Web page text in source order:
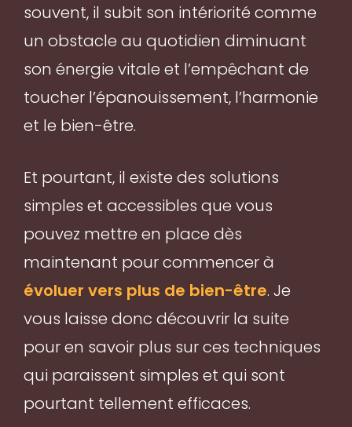
souvent, il subit son intériorité comme
un obstacle au quotidien diminuant
son énergie vitale et l’empêchant de
toucher l’épanouissement, l’harmonie
et le bien-être.
Et pourtant, il existe des solutions
simples et accessibles que vous
pouvez mettre en place dès
maintenant pour commencer à
évoluer vers plus de bien-être. Je
vous laisse donc découvrir la suite
pour en savoir plus sur ces techniques
qui paraissent simples et qui sont
pourtant tellement efficaces.